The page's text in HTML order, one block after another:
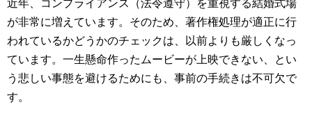
近年、コンプライアンス（法令遵守）を重視する結婚式場
が非常に増えています。そのため、著作権処理が適正に行
われているかどうかのチェックは、以前よりも厳しくなっ
ています。一生懸命作ったムービーが上映できない、とい
う悲しい事態を避けるためにも、事前の手続きは不可欠で
す。